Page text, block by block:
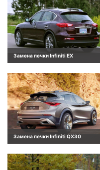
Замена печки Infiniti EX
Замена печки Infiniti QX30